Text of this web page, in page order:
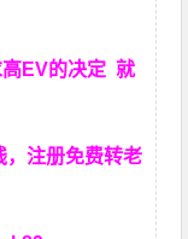
EV的决定就
，注册免费转老